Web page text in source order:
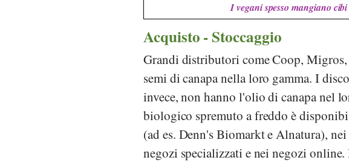
I vegani spesso mangiano
Acquisto - Stoccaggio
Grandi distributori comeCoop,Migros,
semi di canapa nella loro gamma. I
invece, non hanno l'olio di canapa nel
biologico spremuto a freddo è
(ad es. Denn's Biomarkte Alnatura),
negozi specializzati e nei negozi